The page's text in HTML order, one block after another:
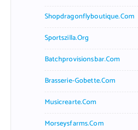
Shopdragonflyboutique.com
Sportszilla.org
Batchprovisionsbar.com
Brasserie-Gobette.com
Musicrearte.com
Morseysfarms.com